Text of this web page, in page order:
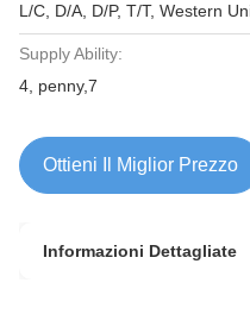
L/C, D/A, D/P, T/T, Western
Supply Ability:
4, penny,7
Ottieni Il Miglior Prezzo
Informazioni Dettagliate